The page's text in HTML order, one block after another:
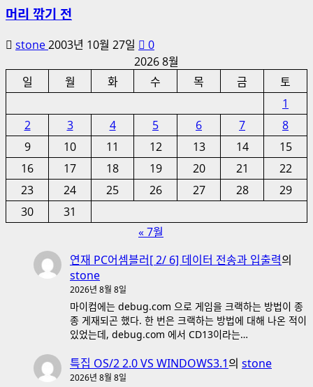
머리 깎기 전
stone2003년 10월 27일
0
2026 8월
일
월 화 수 목 금
토
1
2
3 4 5 6 7
8
9
10 11 12 13 14
15
16
17 18 19 20 21
22
23
24 25 26 27 28
29
30
31
« 7월
연재 PC어셈블러[ 2/ 6] 데이터 전송과 입출력의
stone
2026년 8월 8일
마이컴에는 debug.com 으로 게임을 크랙하는 방법이 종
종 게재되곤 했다. 한 번은 크랙하는 방법에 대해 나온 적이
있었는데, debug.com 에서 CD13이라는…
특집 OS/2 2.0 VS WINDOWS3.1의 stone
2026년 8월 8일